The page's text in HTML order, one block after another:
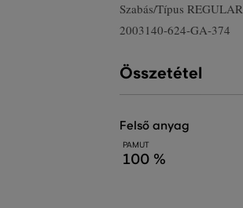
Szabás/Típus REGULAR
2003140-624-GA-374
Összetétel
felső anyag
PAMUT
100 %